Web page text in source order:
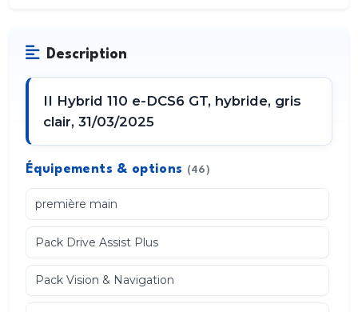
Description
II Hybrid 110 e-DCS6 GT, hybride, gris
clair, 31/03/2025
Équipements & options (46)
première main
Pack Drive Assist Plus
Pack Vision & Navigation